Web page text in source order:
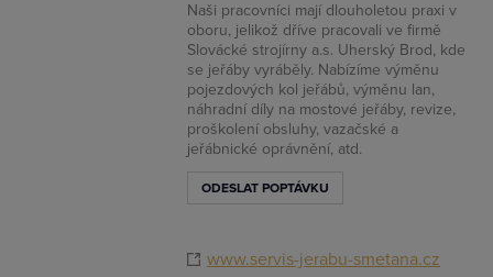
Naši pracovníci mají dlouholetou praxi v
oboru, jelikož dříve pracovali ve firmě
Slovácké strojírny a.s. Uherský Brod, kde
se jeřáby vyráběly. Nabízíme výměnu
pojezdových kol jeřábů, výměnu lan,
náhradní díly na mostové jeřáby, revize,
proškolení obsluhy, vazačské a
jeřábnické oprávnění, atd.
ODESLAT POPTÁVKU
www.servis-jerabu-smetana.cz